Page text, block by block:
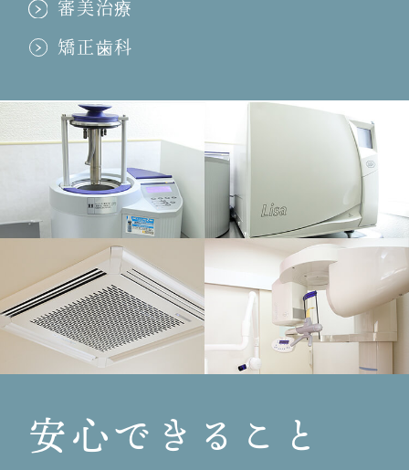
講習会報告！
2011.11.18
2011.11.08
七五三！＆結婚式
2011.11.07
福岡！
2011.11.01
勉強熱心！
2011.10.13
初めての運動会！
二ヵ月に一会
審美治療
矯正歯科
安心できること